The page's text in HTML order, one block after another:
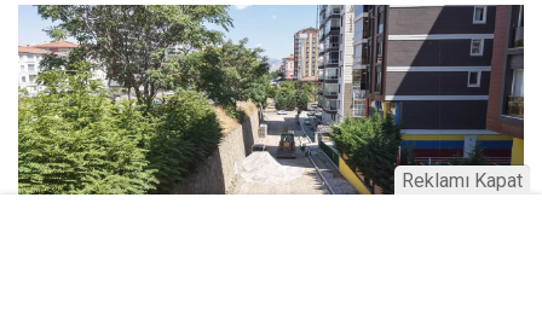
Reklamı Kapat